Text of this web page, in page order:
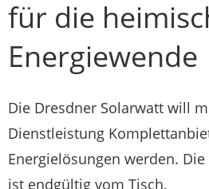
für die
Energiewende
Die Dresdner Solarwatt will
Dienstleistung
Energielösungen werden.
ist endgültig vom Tisch.